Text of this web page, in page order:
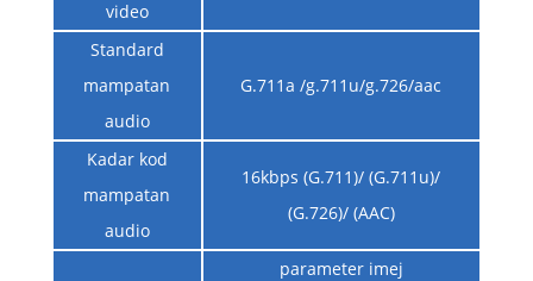
video
Standard
mampatan
audio
G.711a /g.711u/g.726/aac
Kadar kod
mampatan
audio
16kbps (G.711)/ (G.711u)/
(G.726)/ (AAC)
parameter imej